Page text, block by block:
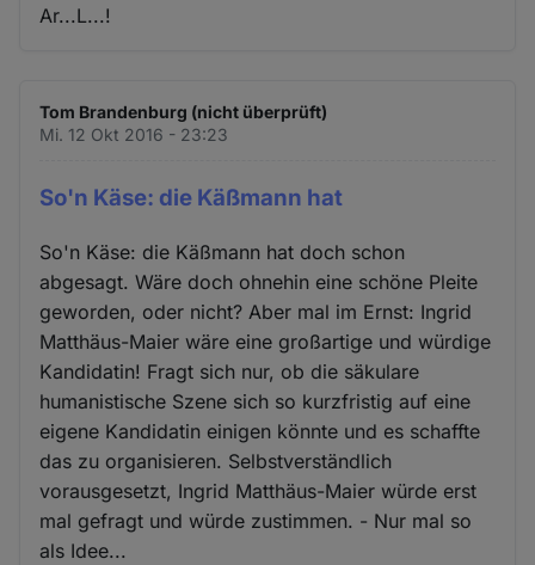
Ar...L...!
Tom Brandenburg (nicht überprüft)
Mi. 12 Okt 2016 - 23:23
So'n Käse: die Käßmann hat
So'n Käse: die Käßmann hat doch schon
abgesagt. Wäre doch ohnehin eine schöne Pleite
geworden, oder nicht? Aber mal im Ernst: Ingrid
Matthäus-Maier wäre eine großartige und würdige
Kandidatin! Fragt sich nur, ob die säkulare
humanistische Szene sich so kurzfristig auf eine
eigene Kandidatin einigen könnte und es schaffte
das zu organisieren. Selbstverständlich
vorausgesetzt, Ingrid Matthäus-Maier würde erst
mal gefragt und würde zustimmen. - Nur mal so
als Idee...